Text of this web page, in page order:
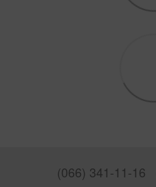
(066) 341-11-16